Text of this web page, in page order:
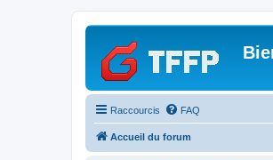
Raccourcis FAQ
Accueil du forum